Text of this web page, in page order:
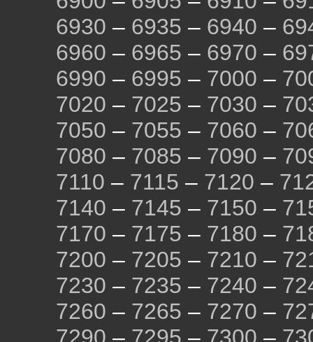
6930 – 6935 – 6940 –
6960 – 6965 – 6970 –
6990 – 6995 – 7000 –
7020 – 7025 – 7030 –
7050 – 7055 – 7060 –
7080 – 7085 – 7090 –
7110 – 7115 – 7120 –
7140 – 7145 – 7150 –
7170 – 7175 – 7180 –
7200 – 7205 – 7210 –
7230 – 7235 – 7240 –
7260 – 7265 – 7270 –